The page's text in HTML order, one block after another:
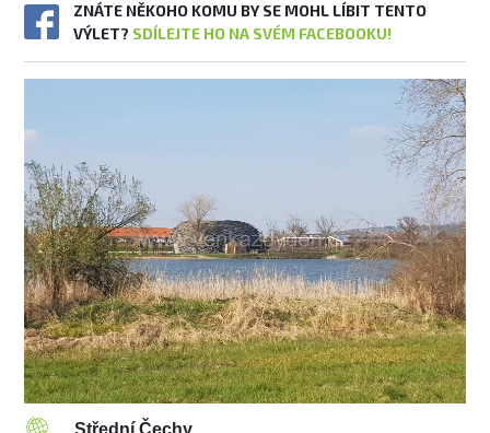
ZNÁTE NĚKOHO KOMU BY SE MOHL LÍBIT TENTO
VÝLET? SDÍLEJTE HO NA SVÉM FACEBOOKU!
Střední Čechy